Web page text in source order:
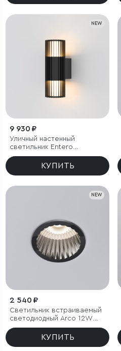
NEW
9 930 ₽
Уличный настенный
светильник Entero
(35189/W) 3000K черный
КУПИТЬ
NEW
2 540 ₽
Светильник встраиваемый
светодиодный Arco 12W
4000K черный жемчуг IP44
КУПИТЬ